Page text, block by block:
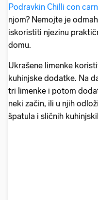
Podravkin Chilli con
njom? Nemojte je
iskoristiti njezinu
domu.
Ukrašene limenke
kuhinjske dodatke. Na
tri limenke i potom
neki začin, ili u njih
špatula i sličnih